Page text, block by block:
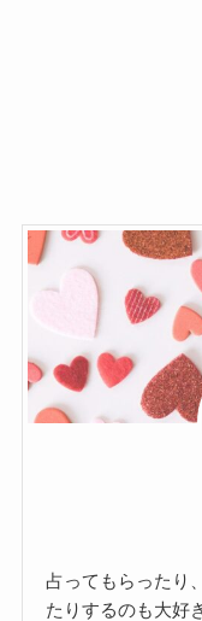
占ってもらったり
たりするのも大好